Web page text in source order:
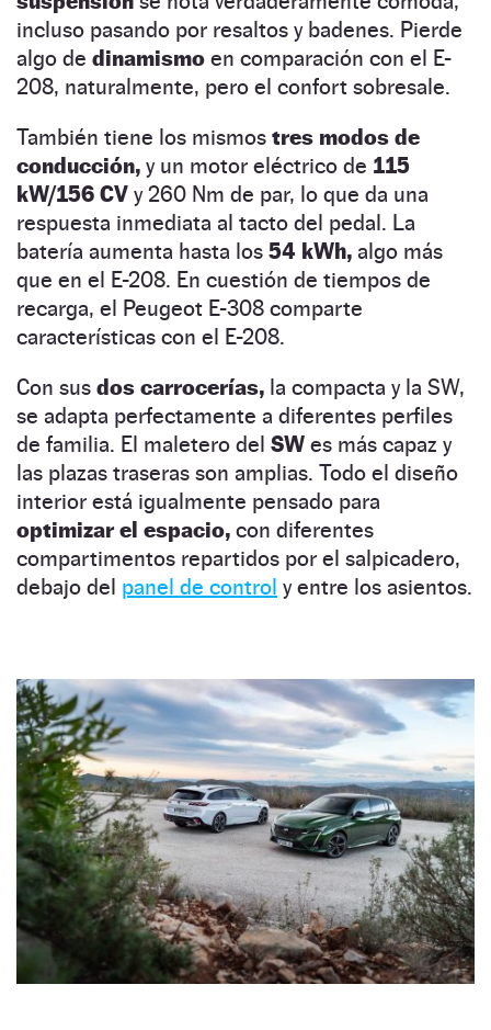
incluso pasando por resaltos y badenes. Pierde
algo de dinamismo en comparación con el E-
208, naturalmente, pero el confort sobresale.
También tiene los mismos tres modos de
conducción, y un motor eléctrico de 115
kW/156 CV y 260 Nm de par, lo que da una
respuesta inmediata al tacto del pedal. La
batería aumenta hasta los 54 kWh, algo más
que en el E-208. En cuestión de tiempos de
recarga, el Peugeot E-308 comparte
características con el E-208.
Con sus dos carrocerías, la compacta y la SW,
se adapta perfectamente a diferentes perfiles
de familia. El maletero del SW es más capaz y
las plazas traseras son amplias. Todo el diseño
interior está igualmente pensado para
optimizar el espacio, con diferentes
compartimentos repartidos por el salpicadero,
debajo del panel de control y entre los asientos.